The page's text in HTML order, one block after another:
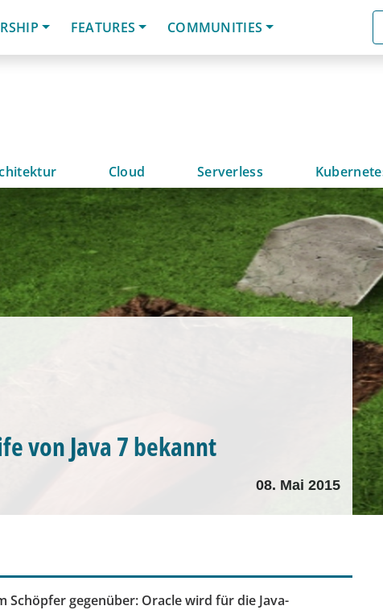
FEATURES COMMUNITIES
Cloud Serverless
von Java 7 bekannt
08. Mai 2015
Schöpfer gegenüber: Oracle wird für die Java-